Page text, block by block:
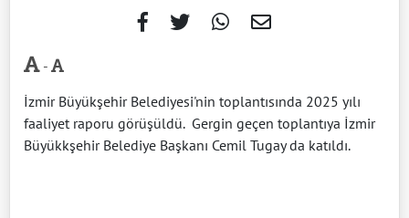
-
İzmir Büyükşehir Belediyesi'nin toplantısında 2025 yılı
faaliyet raporu görüşüldü. Gergin geçen toplantıya İzmir
Büyükkşehir Belediye Başkanı Cemil Tugay da katıldı.